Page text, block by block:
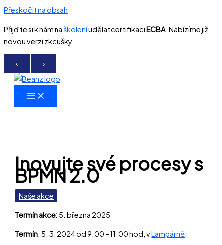
Přeskočit na obsah
Přijďte si k nám na školeníudělat certifikaciECBA . Nabízíme již
novou verzi zkoušky.
‹ ›
Inovujte své procesy s
BPMN 2.0
Naše akce
Termín akce: 5. března 2025
Termín: 5. 3. 2024 od 9.00 – 11.00 hod, vLampárně.